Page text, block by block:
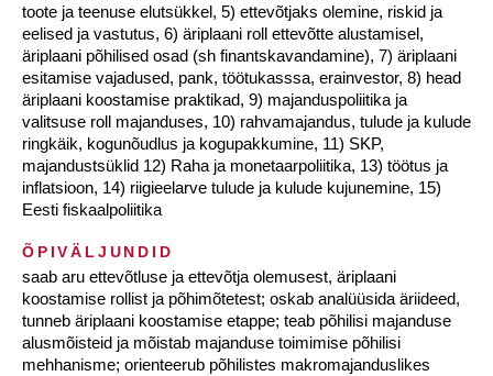
toote ja teenuse elutsükkel, 5) ettevõtjaks olemine, riskid ja
eelised ja vastutus, 6) äriplaani roll ettevõtte alustamisel,
äriplaani põhilised osad (sh finantskavandamine), 7) äriplaani
esitamise vajadused, pank, töötukasssa, erainvestor, 8) head
äriplaani koostamise praktikad, 9) majanduspoliitika ja
valitsuse roll majanduses, 10) rahvamajandus, tulude ja kulude
ringkäik, kogunõudlus ja kogupakkumine, 11) SKP,
majandustsüklid 12) Raha ja monetaarpoliitika, 13) töötus ja
inflatsioon, 14) riigieelarve tulude ja kulude kujunemine, 15)
Eesti fiskaalpoliitika
ÕPIVÄLJUNDID
saab aru ettevõtluse ja ettevõtja olemusest, äriplaani
koostamise rollist ja põhimõtetest; oskab analüüsida äriideed,
tunneb äriplaani koostamise etappe; teab põhilisi majanduse
alusmõisteid ja mõistab majanduse toimimise põhilisi
mehhanisme; orienteerub põhilistes makromajanduslikes